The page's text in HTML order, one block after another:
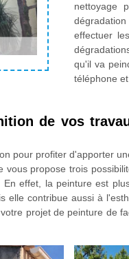
nettoyage
effectuer
qu'il va
téléphone
de vos
pour profiter d'apporter
vous propose trois
effet, la peinture est
elle contribue aussi à
projet de peinture de